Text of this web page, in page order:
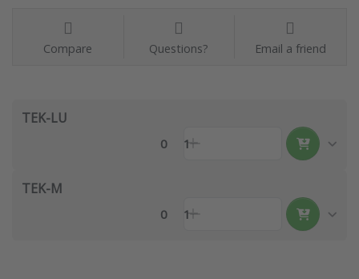
Compare Questions? Email a friend
TEK-LU
0 1
TEK-M
0 1